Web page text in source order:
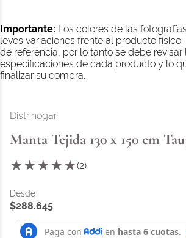
Importante: Los colores de las
leves variaciones frente al producto
de referencia, por lo tanto se debe revisar
especificaciones de cada producto y lo
finalizar su compra.
Distrihogar
Manta Tejida 130 x 150 cm
★★★★★(2)
$288.645